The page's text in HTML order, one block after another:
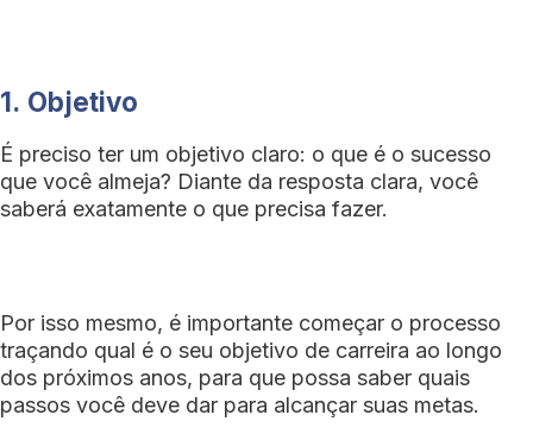
1. Objetivo
É preciso ter um objetivo claro: o que é o sucesso
que você almeja? Diante da resposta clara, você
saberá exatamente o que precisa fazer.
Por isso mesmo, é importante começar o processo
traçando qual é o seu objetivo de carreira ao longo
dos próximos anos, para que possa saber quais
passos você deve dar para alcançar suas metas.